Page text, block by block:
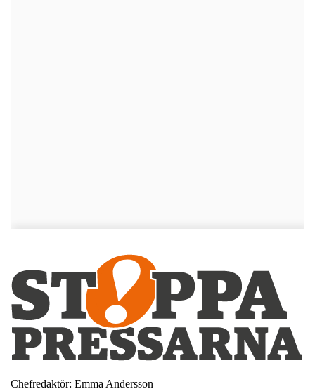
Chefredaktör: Emma Andersson